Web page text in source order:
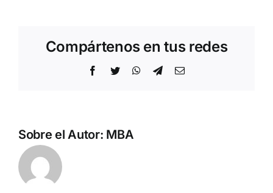
Compártenos en tus redes
Facebook
Twitter WhatsApp
TelegramCorreo
Sobre el Autor: MBA